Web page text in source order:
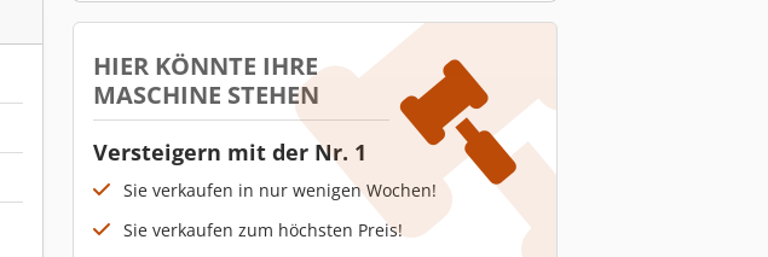
HIER KÖNNTE IHRE
MASCHINE STEHEN
Versteigern mit der Nr. 1
Sie verkaufen in nur wenigen Wochen!
Sie verkaufen zum höchsten Preis!